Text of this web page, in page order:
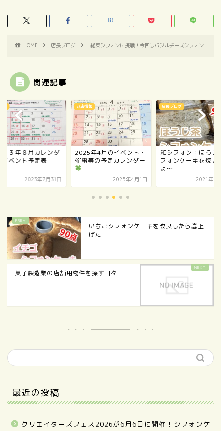
HOME 店長ブログ 総菜シフォンに挑戦！今回はバジルチーズシフォン
関連記事
２３年８月カレンダ
イベント予定表
2023年7月31日
お店情報
2025年4月のイベント・
催事等の予定カレンダー
...
2025年4月1日
店長ブログ
和シフォン：ほうじ
フォンケーキを焼き
よ～
2021年8
いちごシフォンケーキを改良したら底上
げた
菓子製造業の店舗用物件を探す日々
最近の投稿
クリエイターズフェス2026が6月6日に開催！シフォンケ